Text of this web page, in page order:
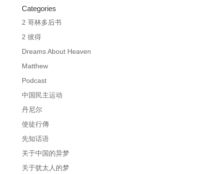
Categories
2 哥林多后书
2 彼得
Dreams About Heaven
Matthew
Podcast
中国民主运动
丹尼尔
使徒行傳
先知话语
关于中国的异梦
关于犹太人的梦